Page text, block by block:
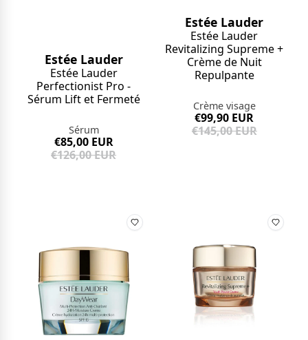
Estée Lauder
Estée Lauder
Perfectionist Pro -
Sérum Lift et Fermeté
Sérum
€85,00 EUR
€126,00 EUR
Estée Lauder
Estée Lauder
Revitalizing Supreme +
Crème de Nuit
Repulpante
Crème visage
€99,90 EUR
€145,00 EUR